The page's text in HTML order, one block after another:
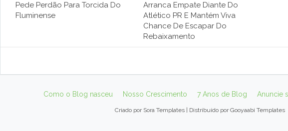
Pede Perdão Para Torcida Do
Fluminense
Arranca Empate Diante Do
Atlético PR E Mantém Viva
Chance De Escapar Do
Rebaixamento
Como o Blog nasceu Nosso Crescimento 7 Anos de Blog Anuncie
Criado por Sora Templates| Distribuído porGooyaabi Templates